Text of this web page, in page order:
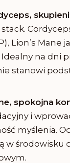
Lion’s Mane
Idealny na dni
stanowi
spokojna
i
myślenia.
w środowisku